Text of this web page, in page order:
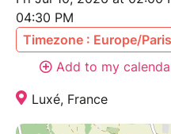
04:30 PM
Timezone : Europe/Paris
Add to my
Luxé, France